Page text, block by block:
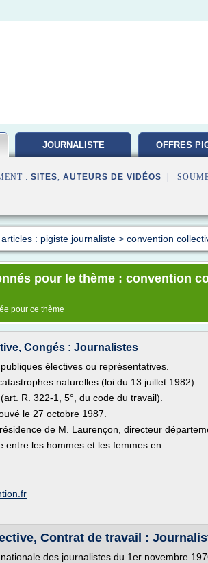
JOURNALISTE OFFRES
: SITES, AUTEURS DE VIDÉOS |
: pigiste journaliste > convention
pour le thème : convention
pour ce thème
Congés : Journalistes
électives ou représentatives.
naturelles (loi du 13 juillet 1982).
R. 322-1, 5°, du code du travail).
le 27 octobre 1987.
de M. Laurençon, directeur
entre les hommes et les femmes en...
Contrat de travail :
des journalistes du 1er novembre